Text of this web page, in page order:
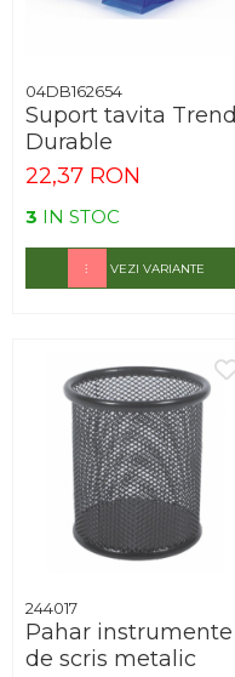
04DB162654
Suport tavita Trend
Durable
22,37 RON
3 IN STOC
VEZI VARIANTE
244017
Pahar instrumente
de scris metalic